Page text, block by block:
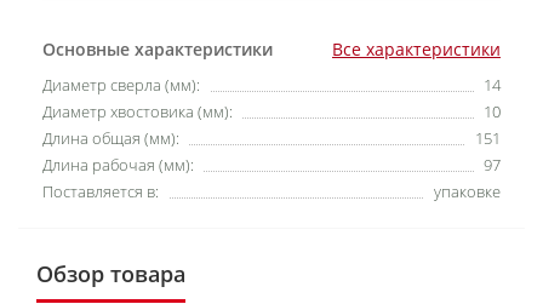
Основные характеристики Все характеристики
Диаметр сверла (мм):
14
Диаметр хвостовика (мм):
10
Длина общая (мм):
151
Длина рабочая (мм):
97
Поставляется в:
упаковке
Обзор товара